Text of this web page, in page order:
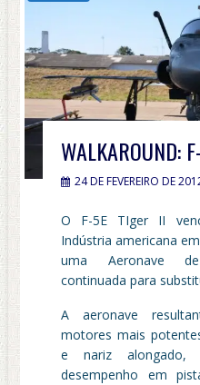
WALKAROUND:
24 DE FEVEREIRO DE
O F-5E TIger II
Indústria americana
uma Aeronave
continuada para
A aeronave
motores mais
e nariz alongado,
desempenho em